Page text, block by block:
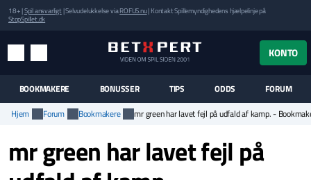
18+ |Spil ansvarligt| Selvudelukkelse viaROFUS.nu| Kontakt Spillemyndighedens hjælpelinje på
StopSpillet.dk
KONTO
MENUEN
BOOKMAKERE BONUSSER TIPS ODDS
FORUM
Hjem
Forum Bookmakere mr green har lavet fejl på udfald af kamp. -
mr green har lavet fejl på